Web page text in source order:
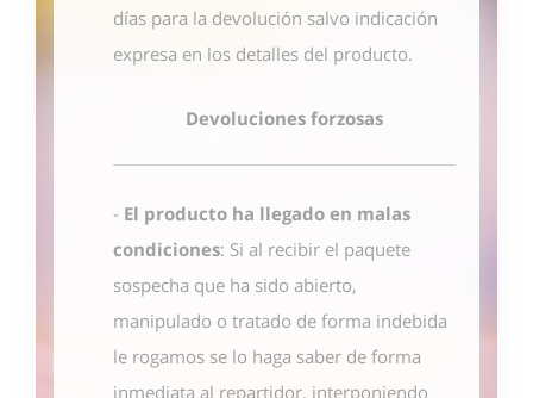
días para la devolución salvo indicación
expresa en los detalles del producto.
Devoluciones forzosas
- El producto ha llegado en malas
condiciones: Si al recibir el paquete
sospecha que ha sido abierto,
manipulado o tratado de forma indebida
le rogamos se lo haga saber de forma
inmediata al repartidor, interponiendo